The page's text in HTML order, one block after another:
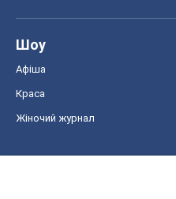
Шоу
Афіша
Краса
Жіночий журнал